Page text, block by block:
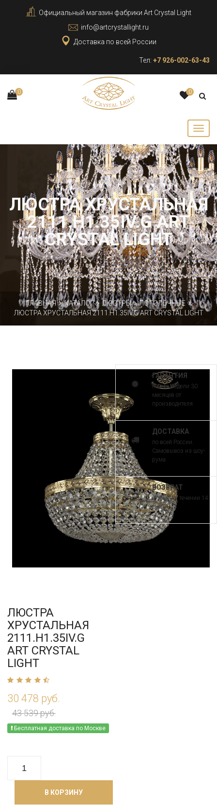
Официальный магазин фабрики Art Crystal Light
info@artcrystallight.ru
Доставка по всей России
Тел: +7 926-002-63-43
0 0
ЛЮСТРА ХРУСТАЛЬНАЯ
2111.H1.35IV.G ART
CRYSTAL LIGHT
ГЛАВНАЯ КАТАЛОГ ЛЮСТРЫ
ПОТОЛОЧНЫЕ
ЛЮСТРА ХРУСТАЛЬНАЯ 2111.H1.35IV.G ART CRYSTAL LIGHT
ЛЮСТРА
ХРУСТАЛЬНАЯ
2111.H1.35IV.G
ART CRYSTAL
LIGHT
30 478 руб.
43 539 руб.
Бесплатная доставка по Москве
В КОРЗИНУ
ГАРАНТИЯ
на все модели 30
месяцев от
производителя
ДОСТАВКА
по всей России.
Самовывоз из шоу-
рума
ВОЗВРАТ
и обмен в течении 14
дней